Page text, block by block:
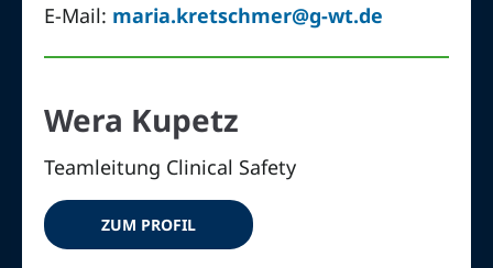
E-Mail: maria.kretschmer@g-wt.de
Wera Kupetz
Teamleitung Clinical Safety
ZUM PROFIL